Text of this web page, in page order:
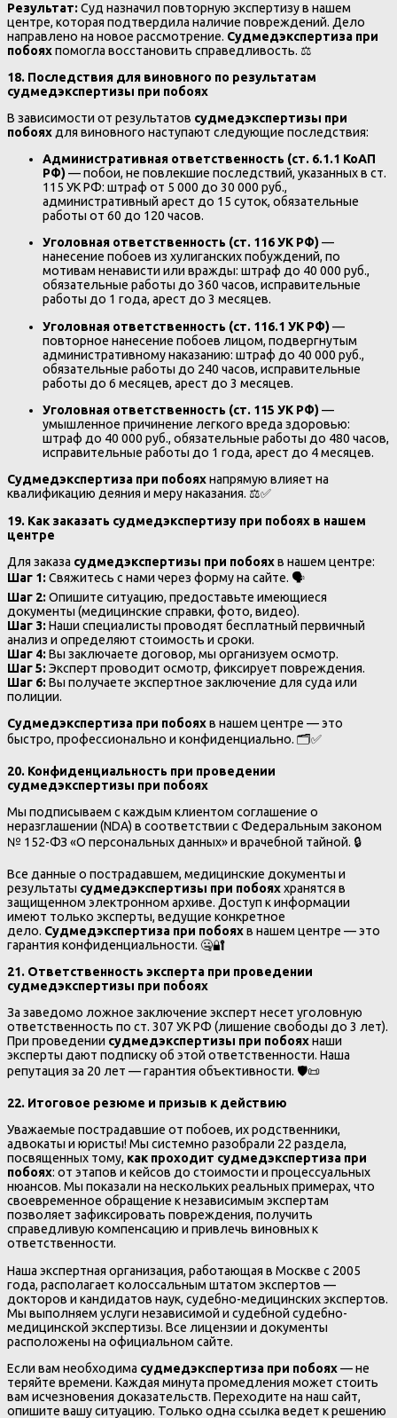
Результат:Суд назначил повторную экспертизу в нашем
центре, которая подтвердила наличие повреждений. Дело
направлено на новое рассмотрение. Судмедэкспертиза при
побояхпомогла восстановить справедливость. ⚖️
18. Последствия для виновного по результатам
судмедэкспертизы при побоях
В зависимости от результатов судмедэкспертизы при
побояхдля виновного наступают следующие последствия:
Административная ответственность (ст. 6.1.1 КоАП
РФ)— побои, не повлекшие последствий, указанных в ст.
115 УК РФ: штраф от 5 000 до 30 000 руб.,
административный арест до 15 суток, обязательные
работы от 60 до 120 часов.
Уголовная ответственность (ст. 116 УК РФ)—
нанесение побоев из хулиганских побуждений, по
мотивам ненависти или вражды: штраф до 40 000 руб.,
обязательные работы до 360 часов, исправительные
работы до 1 года, арест до 3 месяцев.
Уголовная ответственность (ст. 116.1 УК РФ)—
повторное нанесение побоев лицом, подвергнутым
административному наказанию: штраф до 40 000 руб.,
обязательные работы до 240 часов, исправительные
работы до 6 месяцев, арест до 3 месяцев.
Уголовная ответственность (ст. 115 УК РФ)—
умышленное причинение легкого вреда здоровью:
штраф до 40 000 руб., обязательные работы до 480 часов,
исправительные работы до 1 года, арест до 4 месяцев.
Судмедэкспертиза при побояхнапрямую влияет на
квалификацию деяния и меру наказания. ⚖️✅
19. Как заказать судмедэкспертизу при побоях в нашем
центре
Для заказа судмедэкспертизы при побояхв нашем центре:
Шаг 1:Свяжитесь с нами через форму на сайте. 🗣️
Шаг 2:Опишите ситуацию, предоставьте имеющиеся
документы (медицинские справки, фото, видео).
Шаг 3:Наши специалисты проводят бесплатный первичный
анализ и определяют стоимость и сроки.
Шаг 4:Вы заключаете договор, мы организуем осмотр.
Шаг 5:Эксперт проводит осмотр, фиксирует повреждения.
Шаг 6:Вы получаете экспертное заключение для суда или
полиции.
Судмедэкспертиза при побояхв нашем центре — это
быстро, профессионально и конфиденциально. 🗂️✅
20. Конфиденциальность при проведении
судмедэкспертизы при побоях
Мы подписываем с каждым клиентом соглашение о
неразглашении (NDA) в соответствии с Федеральным законом
№ 152-ФЗ «О персональных данных» и врачебной тайной. 🔒
Все данные о пострадавшем, медицинские документы и
результаты судмедэкспертизы при побояххранятся в
защищенном электронном архиве. Доступ к информации
имеют только эксперты, ведущие конкретное
дело. Судмедэкспертиза при побояхв нашем центре — это
гарантия конфиденциальности. 🤐🔐
21. Ответственность эксперта при проведении
судмедэкспертизы при побоях
За заведомо ложное заключение эксперт несет уголовную
ответственность по ст. 307 УК РФ (лишение свободы до 3 лет).
При проведении судмедэкспертизы при побояхнаши
эксперты дают подписку об этой ответственности. Наша
репутация за 20 лет — гарантия объективности. 🛡️📜
22. Итоговое резюме и призыв к действию
Уважаемые пострадавшие от побоев, их родственники,
адвокаты и юристы! Мы системно разобрали 22 раздела,
посвященных тому, как проходит судмедэкспертиза при
побоях: от этапов и кейсов до стоимости и процессуальных
нюансов. Мы показали на нескольких реальных примерах, что
своевременное обращение к независимым экспертам
позволяет зафиксировать повреждения, получить
справедливую компенсацию и привлечь виновных к
ответственности.
Наша экспертная организация, работающая в Москве с 2005
года, располагает колоссальным штатом экспертов —
докторов и кандидатов наук, судебно-медицинских экспертов.
Мы выполняем услуги независимой и судебной судебно-
медицинской экспертизы. Все лицензии и документы
расположены на официальном сайте.
Если вам необходима судмедэкспертиза при побоях— не
теряйте времени. Каждая минута промедления может стоить
вам исчезновения доказательств. Переходите на наш сайт,
опишите вашу ситуацию. Только одна ссылка ведет к решению